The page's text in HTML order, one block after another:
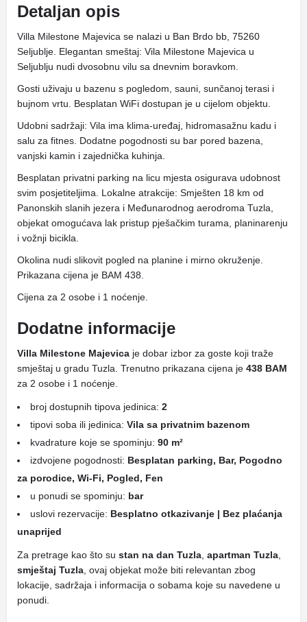
Detaljan opis
Villa Milestone Majevica se nalazi u Ban Brdo bb, 75260
Seljublje. Elegantan smeštaj: Vila Milestone Majevica u
Seljublju nudi dvosobnu vilu sa dnevnim boravkom.
Gosti uživaju u bazenu s pogledom, sauni, sunčanoj terasi i
bujnom vrtu. Besplatan WiFi dostupan je u cijelom objektu.
Udobni sadržaji: Vila ima klima-uređaj, hidromasažnu kadu i
salu za fitnes. Dodatne pogodnosti su bar pored bazena,
vanjski kamin i zajednička kuhinja.
Besplatan privatni parking na licu mjesta osigurava udobnost
svim posjetiteljima. Lokalne atrakcije: Smješten 18 km od
Panonskih slanih jezera i Međunarodnog aerodroma Tuzla,
objekat omogućava lak pristup pješačkim turama, planinarenju
i vožnji bicikla.
Okolina nudi slikovit pogled na planine i mirno okruženje.
Prikazana cijena je BAM 438.
Cijena za 2 osobe i 1 noćenje.
Dodatne informacije
Villa Milestone Majevica je dobar izbor za goste koji traže
smještaj u gradu Tuzla. Trenutno prikazana cijena je 438 BAM
za 2 osobe i 1 noćenje.
broj dostupnih tipova jedinica: 2
tipovi soba ili jedinica: Vila sa privatnim bazenom
kvadrature koje se spominju: 90 m²
izdvojene pogodnosti: Besplatan parking, Bar, Pogodno
za porodice, Wi-Fi, Pogled, Fen
u ponudi se spominju: bar
uslovi rezervacije: Besplatno otkazivanje | Bez plaćanja
unaprijed
Za pretrage kao što su stan na dan Tuzla apartman Tuzla
smještaj Tuzla , ovaj objekat može biti relevantan zbog
lokacije, sadržaja i informacija o sobama koje su navedene u
ponudi.